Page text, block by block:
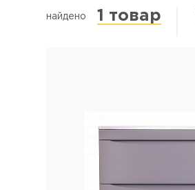
найдено 1 товар